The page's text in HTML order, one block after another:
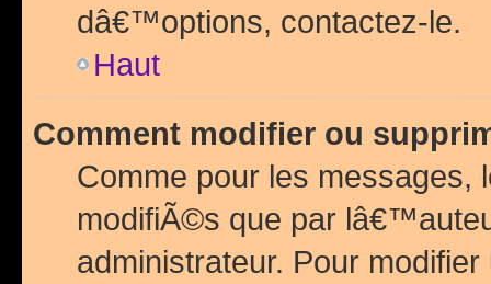
dâ€™options, contactez-le.
Haut
Comment modifier ou
Comme pour les messages,
modifiÃ©s que par
administrateur. Pour